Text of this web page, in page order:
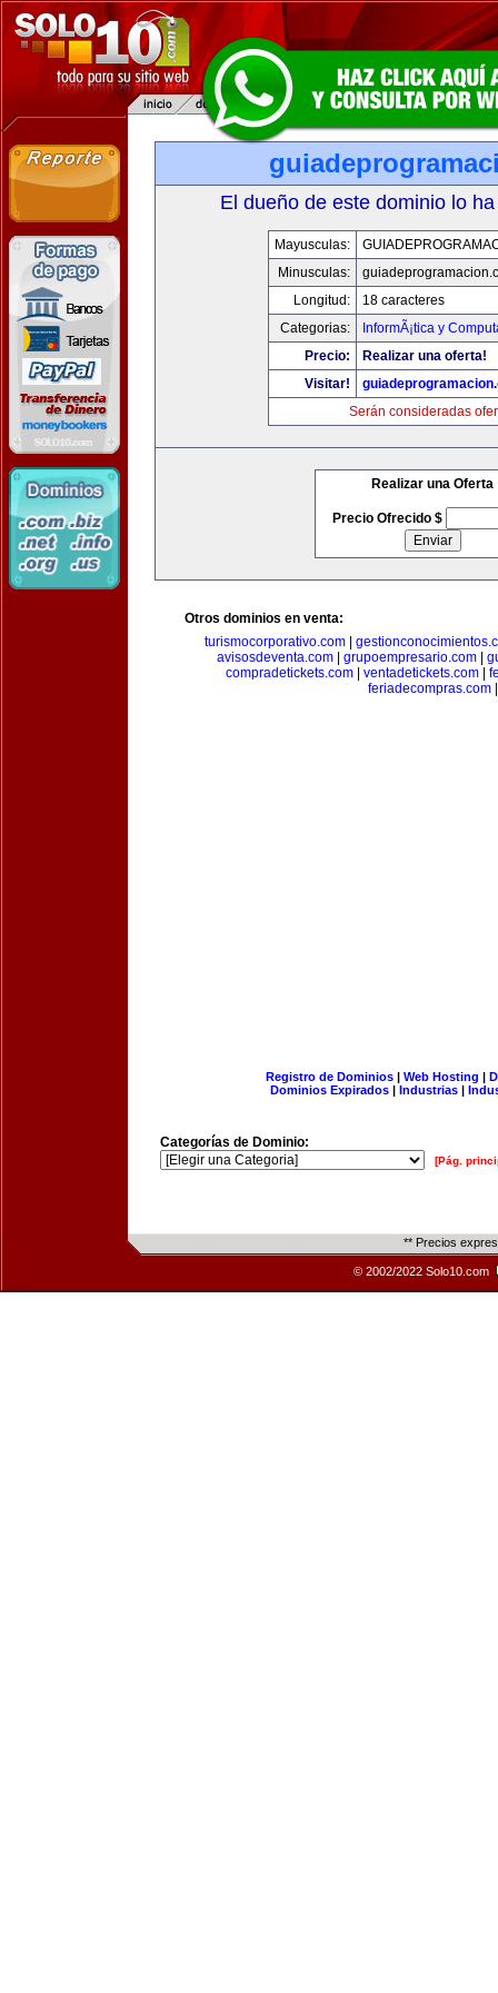
El dueño de este dominio lo
Mayusculas:
Minusculas:
Longitud:
18 caracteres
Categorias:
InformÃ¡tica y
Precio:
Realizar una oferta!
Visitar!
Serán consideradas
Realizar una Oferta
Precio Ofrecido $
Otros dominios en venta:
turismocorporativo.com
avisosdeventa.com| grupoempresario.com|
compradetickets.com| ventadetickets.com|
feriadecompras.com|
Registro de Dominios| Web Hosting |
Dominios Expirados | Industrias |
Categorías de Dominio:
[Pág.
** Precios
© 2002/2022 Solo10.com